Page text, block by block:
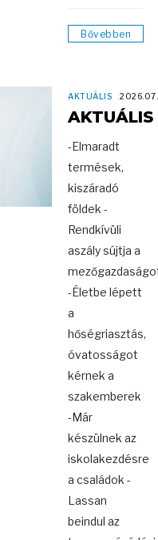
Bővebben
AKTUÁLIS
AKTUÁLIS
-Elmaradt
termések,
kiszáradó
földek -
Rendkívüli
aszály sújtja a
-Életbe lépett
a
hőségriasztás,
óvatosságot
kérnek a
szakemberek
-Már
készülnek az
iskolakezdésre
a családok -
Lassan
beindul az